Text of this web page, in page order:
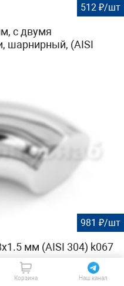
512 ₽/шт
с двумя
шарнирный, (AISI
981 ₽/шт
мм (AISI 304) k067
Корзина Наш канал